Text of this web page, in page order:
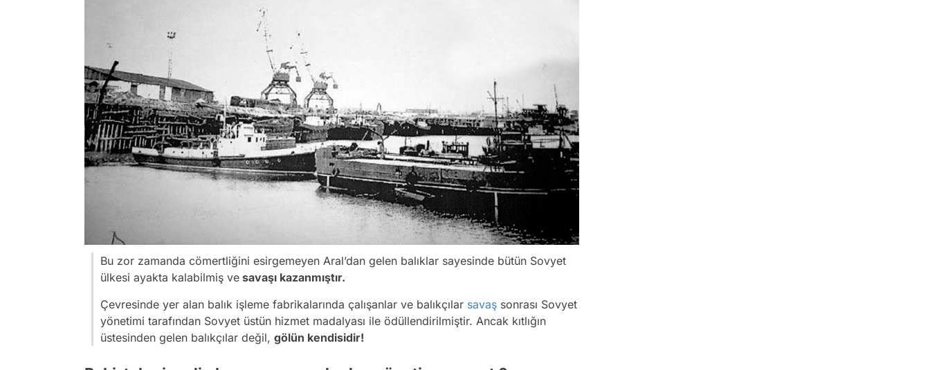
Bu zor zamanda cömertliğini esirgemeyen Aral’dan gelen balıklar sayesinde bütün Sovyet
ülkesi ayakta kalabilmiş ve savaşı kazanmıştır.
Çevresinde yer alan balık işleme fabrikalarında çalışanlar ve balıkçılar savaş sonrası Sovyet
yönetimi tarafından Sovyet üstün hizmet madalyası ile ödüllendirilmiştir. Ancak kıtlığın
üstesinden gelen balıkçılar değil, gölün kendisidir!